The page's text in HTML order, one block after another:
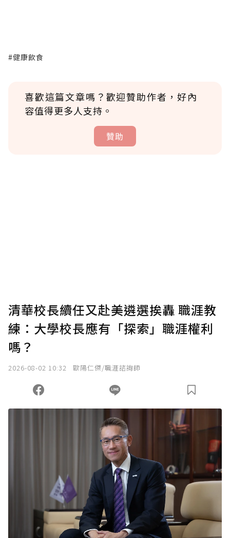
#健康飲食
喜歡這篇文章嗎？歡迎贊助作者，好內
容值得更多人支持。
贊助
確認送出
您當前剩餘 U 利點數：0點；前往 購買點數
清華校長續任又赴美遴選挨轟 職涯教
練：大學校長應有「探索」職涯權利
嗎？
2026-08-02 10:32 歐陽仁傑/職涯諮詢師